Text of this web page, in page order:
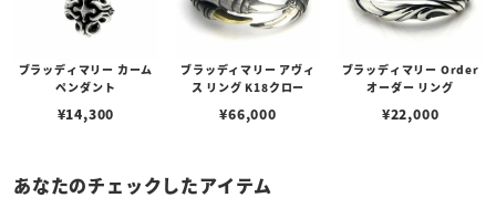
ブラッディマリー カーム
ペンダント
¥14,300
ブラッディマリー アヴィ
ス リング K18クロー
¥66,000
ブラッディマリー Order
オーダー リング
¥22,000
あなたのチェックしたアイテム